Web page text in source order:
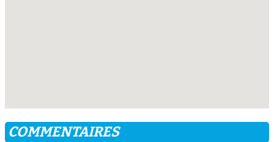
COMMENTAIRES